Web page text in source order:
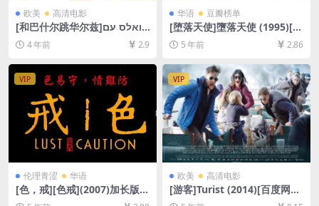
欧美 高清电影
[和巴什尔跳华尔兹]ואלס עם
באשיר (2008)[百度网盘+迅雷
云盘资源1080P超清未删减]
4 年前 2.9
华语 豆瓣榜单
[堕落天使]墮落天使 (1995)[百
度网盘+迅雷云盘资源1080P
超清未删减][MP4/6.2GB][原
5 年前 2.86
VIP
伦理青涩 华语
[色，戒][色戒](2007)加长版1
58min[百度网盘+夸克网盘
VIP
欧美 高清电影
[游客]Turist (2014)[百度网盘
+迅雷云盘资源1080P超清未